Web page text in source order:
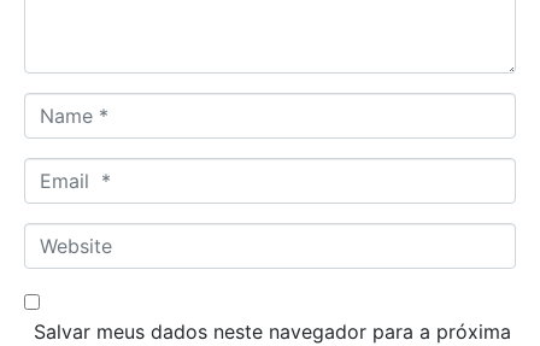
a
m
*
m
a
*
W
e
b
Salvar meus dados neste navegador para a próxima